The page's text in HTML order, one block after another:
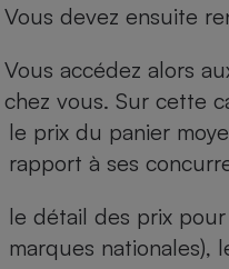
Vous devez ensuite
Vous accédez alors
chez vous. Sur cette
le prix du panier
rapport à ses
le détail des prix
marques nationales),